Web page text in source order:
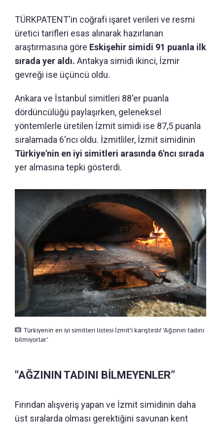
TÜRKPATENT'in coğrafi işaret verileri ve resmi
üretici tarifleri esas alınarak hazırlanan
araştırmasına göre Eskişehir simidi 91 puanla ilk
sırada yer aldı. Antakya simidi ikinci, İzmir
gevreği ise üçüncü oldu.
Ankara ve İstanbul simitleri 88'er puanla
dördüncülüğü paylaşırken, geleneksel
yöntemlerle üretilen İzmit simidi ise 87,5 puanla
sıralamada 6'ncı oldu. İzmitliler, İzmit simidinin
Türkiye'nin en iyi simitleri arasında 6'ncı sırada
yer almasına tepki gösterdi.
Türkiyenin en iyi simitleri listesi İzmit’i karıştırdı! ‘Ağzının tadını
bilmiyorlar’
"AĞZININ TADINI BİLMEYENLER”
Fırından alışveriş yapan ve İzmit simidinin daha
üst sıralarda olması gerektiğini savunan kent